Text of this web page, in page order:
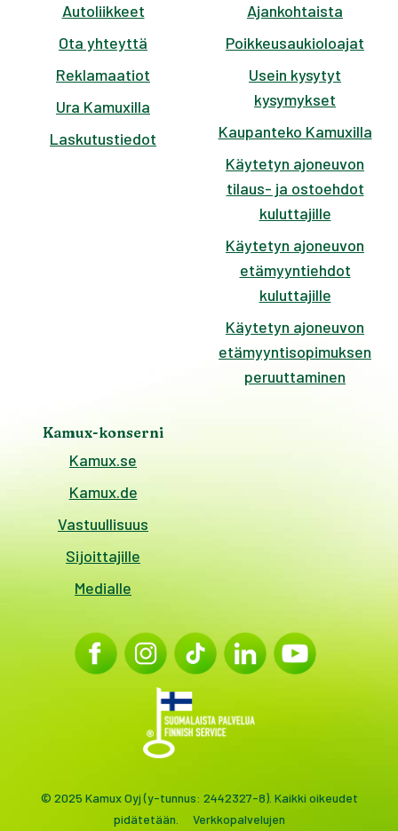
Autoliikkeet
Ota yhteyttä
Reklamaatiot
Ura Kamuxilla
Laskutustiedot
Ajankohtaista
Poikkeusaukioloajat
Usein kysytyt
kysymykset
Kaupanteko Kamuxilla
Käytetyn ajoneuvon
tilaus- ja ostoehdot
kuluttajille
Käytetyn ajoneuvon
etämyyntiehdot
kuluttajille
Käytetyn ajoneuvon
etämyyntisopimuksen
peruuttaminen
Kamux-konserni
Kamux.se
Kamux.de
Vastuullisuus
Sijoittajille
Medialle
© 2025 Kamux Oyj (y-tunnus: 2442327-8). Kaikki oikeudet
pidätetään.
Verkkopalvelujen